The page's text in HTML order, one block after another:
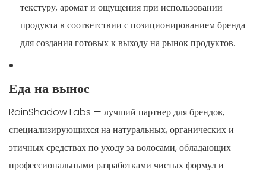
текстуру, аромат и ощущения при использовании
продукта в соответствии с позиционированием бренда
для создания готовых к выходу на рынок продуктов.
Еда на вынос
RainShadow Labs — лучший партнер для брендов,
специализирующихся на натуральных, органических и
этичных средствах по уходу за волосами, обладающих
профессиональными разработками чистых формул и